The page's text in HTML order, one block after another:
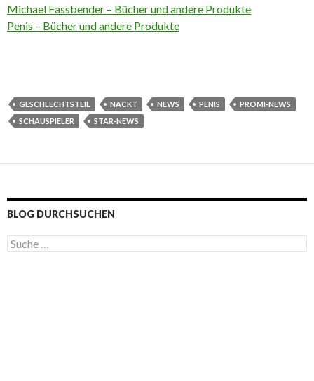
Michael Fassbender – Bücher und andere Produkte
Penis – Bücher und andere Produkte
GESCHLECHTSTEIL NACKT NEWS PENIS
PROMI-NEWS
SCHAUSPIELER
STAR-NEWS
BLOG DURCHSUCHEN
S
u